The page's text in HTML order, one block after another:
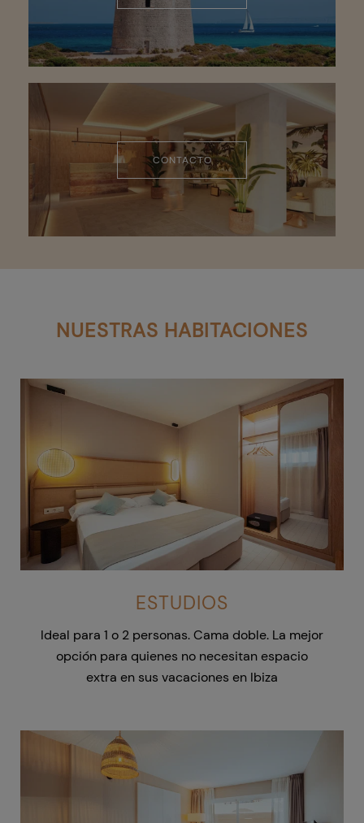
CONTACTO
NUESTRAS HABITACIONES
ESTUDIOS
Ideal para 1 o 2 personas.Cama doble. La mejor
opción para quienes no necesitan espacio
extra en sus vacaciones en Ibiza